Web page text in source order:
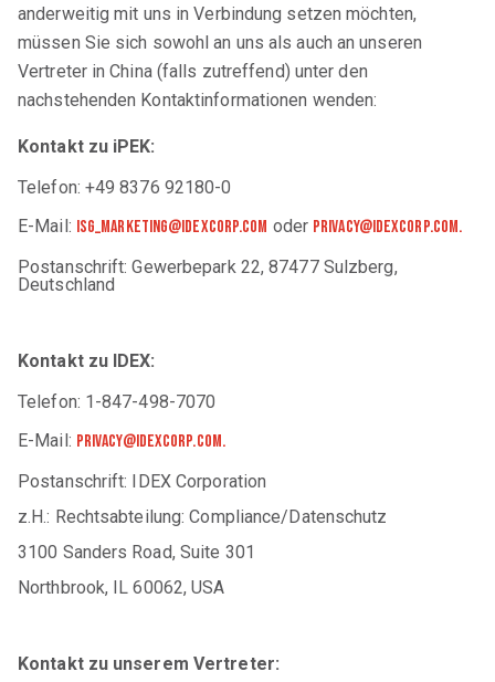
anderweitig mit uns in Verbindung setzen möchten,
müssen Sie sich sowohl an uns als auch an unseren
Vertreter in China (falls zutreffend) unter den
nachstehenden Kontaktinformationen wenden:
Kontakt zu iPEK:
Telefon: +49 8376 92180-0
E-Mail: isg_marketing@idexcorp.com oder privacy@idexcorp.com.
Postanschrift: Gewerbepark 22, 87477 Sulzberg,
Deutschland
Kontakt zu IDEX:
Telefon: 1-847-498-7070
E-Mail: privacy@idexcorp.com.
Postanschrift: IDEX Corporation
z.H.: Rechtsabteilung: Compliance/Datenschutz
3100 Sanders Road, Suite 301
Northbrook, IL 60062, USA
Kontakt zu unserem Vertreter: